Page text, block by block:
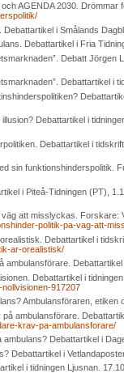
AGENDA 2030.
i Smålands
Debattartikel i Fria
Debatt
Debattartikel i
Debattartikel i
Debattartikel i
sin funktionshinderspolitik.
i Piteå-Tidningen (PT),
att misslyckas.
politik-pa-vag-att-
Debattartikel i
ar-orealistisk/
Debattartikel i
917207
Ambulansföraren, etiken
ambulansförare.
krav-pa-ambulansforare/
Debattartikel i
Debattartikel i
i tidningen Ljusnan.